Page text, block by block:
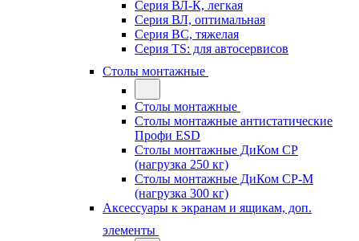
Серия ВЛ-К, легкая
Серия ВЛ, оптимальная
Серия ВС, тяжелая
Серия TS: для автосервисов
Столы монтажные
Столы монтажные
Столы монтажные антистатические
Профи ESD
Столы монтажные ДиКом СР
(нагрузка 250 кг)
Столы монтажные ДиКом СР-М
(нагрузка 300 кг)
Аксессуары к экранам и ящикам, доп.
элементы